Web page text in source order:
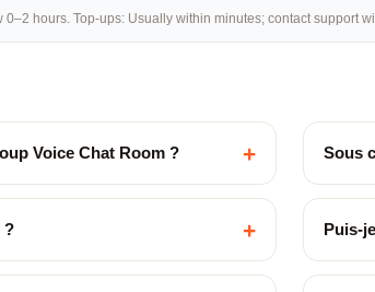
hours. Top-ups: Usually within minutes; contact support
Voice Chat Room ? + Sous
? + Puis-